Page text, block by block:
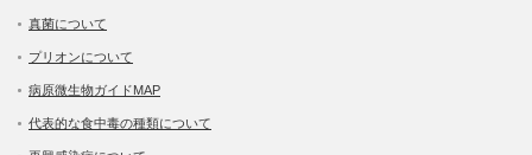
真菌について
プリオンについて
病原微生物ガイドMAP
代表的な食中毒の種類について